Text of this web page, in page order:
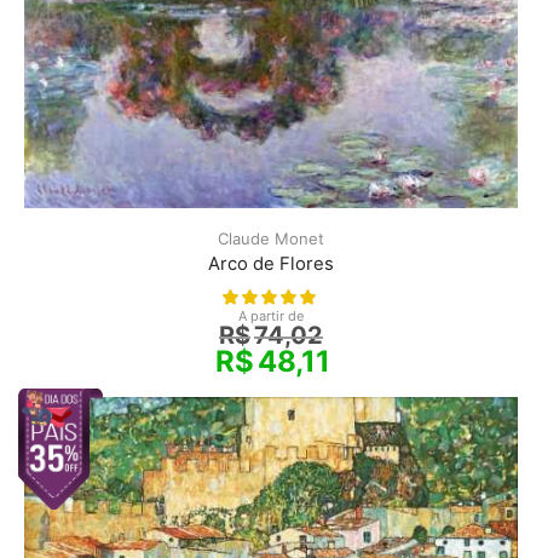
Claude Monet
Arco de Flores
A partir de
R$74,02
R$48,11